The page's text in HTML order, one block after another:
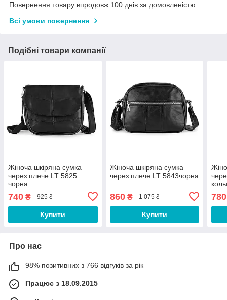
Повернення товару впродовж 100 днів за домовленістю
Всі умови повернення
Подібні товари компанії
Жіноча шкіряна сумка
через плече LT 5825
чорна
740 ₴ 925 ₴
Купити
Жіноча шкіряна сумка
через плече LT 5843чорна
860₴ 1 075 ₴
Купити
780
Про нас
98% позитивних з 766 відгуків за рік
Працює з 18.09.2015